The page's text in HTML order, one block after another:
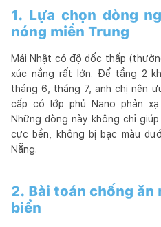
1. Lựa chọn dòng
nóng miền Trung
Mái Nhật có độ dốc thấp
xúc nắng rất lớn. Để tầng 2
tháng 6, tháng 7, anh chị nên
cấp có lớp phủ Nano phản
Những dòng này không chỉ
cực bền, không bị bạc màu
Nẵng.
2. Bài toán chống
biển